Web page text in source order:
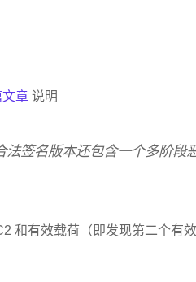
文章 说明
签名版本还包含一个多阶段
和有效载荷（即发现第二个有